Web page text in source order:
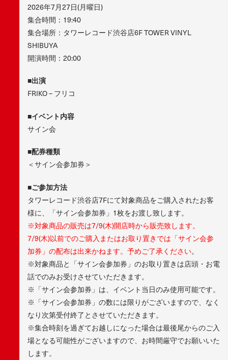
2026年7月27日(月曜日)
集合時間：19:40
集合場所：タワーレコード渋谷店6F TOWER VINYL
SHIBUYA
開演時間：20:00
■出演
FRIKO – フリコ
■イベント内容
サイン会
■配券種類
＜サイン会参加券＞
■ご参加方法
タワーレコード渋谷店7Fにて対象商品をご購入されたお客
様に、「サイン会参加券」1枚をお渡し致します。
※対象商品の販売は7/9(木)開店時から販売致します。
7/9(木)以前でのご購入またはお取り置きでは「サイン会参
加券」の配布は出来かねます。予めご了承ください。
※対象商品と「サイン会参加券」のお取り置きは店頭・お電
話でのみお受けさせていただきます。
※「サイン会参加券」は、イベント当日のみ使用可能です。
※「サイン会参加券」の数には限りがございますので、なく
なり次第受付終了とさせていただきます。
※集合時刻を過ぎてお越しになった場合は最後尾からのご入
場となる可能性がございますので、お時間厳守でお願いいた
します。